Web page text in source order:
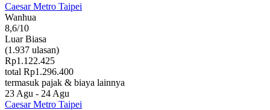
Caesar Metro Taipei
Wanhua
8,6/10
Luar Biasa
(1.937 ulasan)
Rp1.122.425
total Rp1.296.400
termasuk pajak & biaya lainnya
23 Agu - 24 Agu
Caesar Metro Taipei